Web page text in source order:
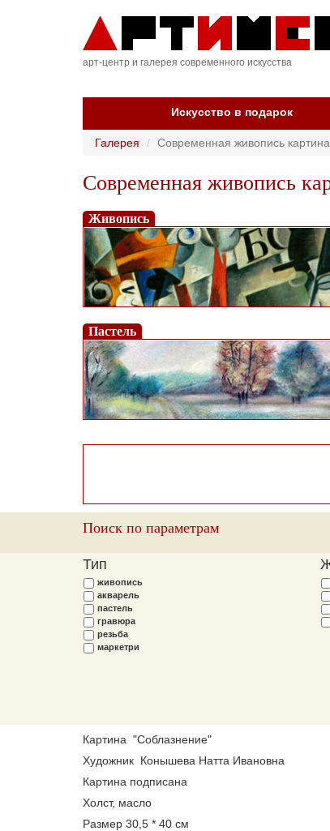
арт-центр и галерея современного искусства
Искусство в подарок
Галерея Современная живопись
Современная живопись
Живопись
Пастель
Поиск по параметрам
Тип
живопись
акварель
пастель
гравюра
резьба
маркетри
Картина "Соблазнение"
Художник Конышева Натта Ивановна
Картина подписана
Холст, масло
Размер 30,5 * 40 см